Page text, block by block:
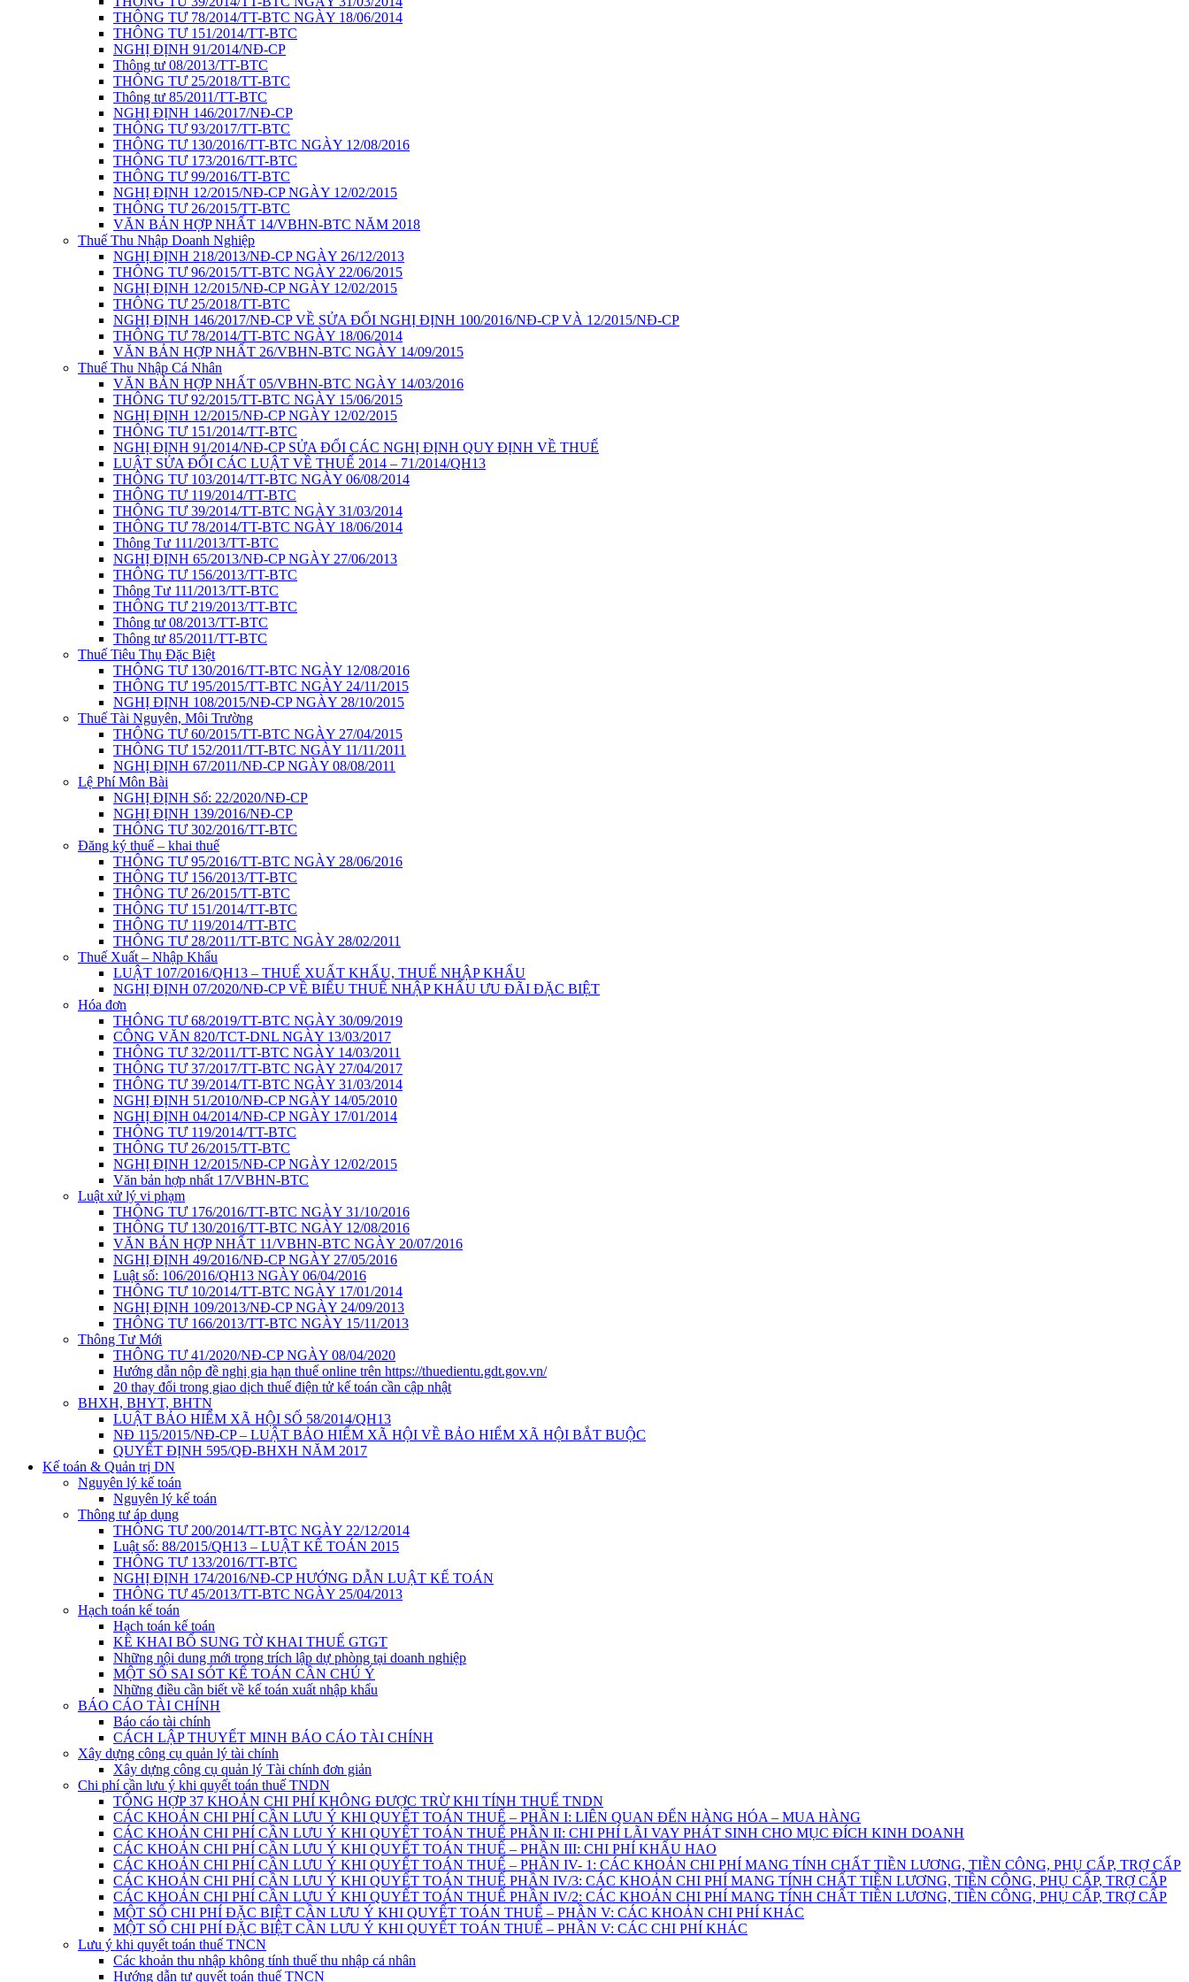
THÔNG TƯ 78/2014/TT-BTC NGÀY 18/06/2014
THÔNG TƯ 151/2014/TT-BTC
NGHỊ ĐỊNH 91/2014/NĐ-CP
Thông tư 08/2013/TT-BTC
THÔNG TƯ 25/2018/TT-BTC
Thông tư 85/2011/TT-BTC
NGHỊ ĐỊNH 146/2017/NĐ-CP
THÔNG TƯ 93/2017/TT-BTC
THÔNG TƯ 130/2016/TT-BTC NGÀY 12/08/2016
THÔNG TƯ 173/2016/TT-BTC
THÔNG TƯ 99/2016/TT-BTC
NGHỊ ĐỊNH 12/2015/NĐ-CP NGÀY 12/02/2015
THÔNG TƯ 26/2015/TT-BTC
VĂN BẢN HỢP NHẤT 14/VBHN-BTC NĂM 2018
Thuế Thu Nhập Doanh Nghiệp
NGHỊ ĐỊNH 218/2013/NĐ-CP NGÀY 26/12/2013
THÔNG TƯ 96/2015/TT-BTC NGÀY 22/06/2015
NGHỊ ĐỊNH 12/2015/NĐ-CP NGÀY 12/02/2015
THÔNG TƯ 25/2018/TT-BTC
NGHỊ ĐỊNH 146/2017/NĐ-CP VỀ SỬA ĐỔI NGHỊ ĐỊNH 100/2016/NĐ-CP VÀ 12/2015/NĐ-CP
THÔNG TƯ 78/2014/TT-BTC NGÀY 18/06/2014
VĂN BẢN HỢP NHẤT 26/VBHN-BTC NGÀY 14/09/2015
Thuế Thu Nhập Cá Nhân
VĂN BẢN HỢP NHẤT 05/VBHN-BTC NGÀY 14/03/2016
THÔNG TƯ 92/2015/TT-BTC NGÀY 15/06/2015
NGHỊ ĐỊNH 12/2015/NĐ-CP NGÀY 12/02/2015
THÔNG TƯ 151/2014/TT-BTC
NGHỊ ĐỊNH 91/2014/NĐ-CP SỬA ĐỔI CÁC NGHỊ ĐỊNH QUY ĐỊNH VỀ THUẾ
LUẬT SỬA ĐỔI CÁC LUẬT VỀ THUẾ 2014 – 71/2014/QH13
THÔNG TƯ 103/2014/TT-BTC NGÀY 06/08/2014
THÔNG TƯ 119/2014/TT-BTC
THÔNG TƯ 39/2014/TT-BTC NGÀY 31/03/2014
THÔNG TƯ 78/2014/TT-BTC NGÀY 18/06/2014
Thông Tư 111/2013/TT-BTC
NGHỊ ĐỊNH 65/2013/NĐ-CP NGÀY 27/06/2013
THÔNG TƯ 156/2013/TT-BTC
Thông Tư 111/2013/TT-BTC
THÔNG TƯ 219/2013/TT-BTC
Thông tư 08/2013/TT-BTC
Thông tư 85/2011/TT-BTC
Thuế Tiêu Thụ Đặc Biệt
THÔNG TƯ 130/2016/TT-BTC NGÀY 12/08/2016
THÔNG TƯ 195/2015/TT-BTC NGÀY 24/11/2015
NGHỊ ĐỊNH 108/2015/NĐ-CP NGÀY 28/10/2015
Thuế Tài Nguyên, Môi Trường
THÔNG TƯ 60/2015/TT-BTC NGÀY 27/04/2015
THÔNG TƯ 152/2011/TT-BTC NGÀY 11/11/2011
NGHỊ ĐỊNH 67/2011/NĐ-CP NGÀY 08/08/2011
Lệ Phí Môn Bài
NGHỊ ĐỊNH Số: 22/2020/NĐ-CP
NGHỊ ĐỊNH 139/2016/NĐ-CP
THÔNG TƯ 302/2016/TT-BTC
Đăng ký thuế – khai thuế
THÔNG TƯ 95/2016/TT-BTC NGÀY 28/06/2016
THÔNG TƯ 156/2013/TT-BTC
THÔNG TƯ 26/2015/TT-BTC
THÔNG TƯ 151/2014/TT-BTC
THÔNG TƯ 119/2014/TT-BTC
THÔNG TƯ 28/2011/TT-BTC NGÀY 28/02/2011
Thuế Xuất – Nhập Khẩu
LUẬT 107/2016/QH13 – THUẾ XUẤT KHẨU, THUẾ NHẬP KHẨU
NGHỊ ĐỊNH 07/2020/NĐ-CP VỀ BIỂU THUẾ NHẬP KHẨU ƯU ĐÃI ĐẶC BIỆT
Hóa đơn
THÔNG TƯ 68/2019/TT-BTC NGÀY 30/09/2019
CÔNG VĂN 820/TCT-DNL NGÀY 13/03/2017
THÔNG TƯ 32/2011/TT-BTC NGÀY 14/03/2011
THÔNG TƯ 37/2017/TT-BTC NGÀY 27/04/2017
THÔNG TƯ 39/2014/TT-BTC NGÀY 31/03/2014
NGHỊ ĐỊNH 51/2010/NĐ-CP NGÀY 14/05/2010
NGHỊ ĐỊNH 04/2014/NĐ-CP NGÀY 17/01/2014
THÔNG TƯ 119/2014/TT-BTC
THÔNG TƯ 26/2015/TT-BTC
NGHỊ ĐỊNH 12/2015/NĐ-CP NGÀY 12/02/2015
Văn bản hợp nhất 17/VBHN-BTC
Luật xử lý vi phạm
THÔNG TƯ 176/2016/TT-BTC NGÀY 31/10/2016
THÔNG TƯ 130/2016/TT-BTC NGÀY 12/08/2016
VĂN BẢN HỢP NHẤT 11/VBHN-BTC NGÀY 20/07/2016
NGHỊ ĐỊNH 49/2016/NĐ-CP NGÀY 27/05/2016
Luật số: 106/2016/QH13 NGÀY 06/04/2016
THÔNG TƯ 10/2014/TT-BTC NGÀY 17/01/2014
NGHỊ ĐỊNH 109/2013/NĐ-CP NGÀY 24/09/2013
THÔNG TƯ 166/2013/TT-BTC NGÀY 15/11/2013
Thông Tư Mới
THÔNG TƯ 41/2020/NĐ-CP NGÀY 08/04/2020
Hướng dẫn nộp đề nghị gia hạn thuế online trên https://thuedientu.gdt.gov.vn/
20 thay đổi trong giao dịch thuế điện tử kế toán cần cập nhật
BHXH, BHYT, BHTN
LUẬT BẢO HIỂM XÃ HỘI SỐ 58/2014/QH13
NĐ 115/2015/NĐ-CP – LUẬT BẢO HIỂM XÃ HỘI VỀ BẢO HIỂM XÃ HỘI BẮT BUỘC
QUYẾT ĐỊNH 595/QĐ-BHXH NĂM 2017
Kế toán & Quản trị DN
Nguyên lý kế toán
Nguyên lý kế toán
Thông tư áp dụng
THÔNG TƯ 200/2014/TT-BTC NGÀY 22/12/2014
Luật số: 88/2015/QH13 – LUẬT KẾ TOÁN 2015
THÔNG TƯ 133/2016/TT-BTC
NGHỊ ĐỊNH 174/2016/NĐ-CP HƯỚNG DẪN LUẬT KẾ TOÁN
THÔNG TƯ 45/2013/TT-BTC NGÀY 25/04/2013
Hạch toán kế toán
Hạch toán kế toán
KÊ KHAI BỔ SUNG TỜ KHAI THUẾ GTGT
Những nội dung mới trong trích lập dự phòng tại doanh nghiệp
MỘT SỐ SAI SÓT KẾ TOÁN CẦN CHÚ Ý
Những điều cần biết về kế toán xuất nhập khẩu
BÁO CÁO TÀI CHÍNH
Báo cáo tài chính
CÁCH LẬP THUYẾT MINH BÁO CÁO TÀI CHÍNH
Xây dựng công cụ quản lý tài chính
Xây dựng công cụ quản lý Tài chính đơn giản
Chi phí cần lưu ý khi quyết toán thuế TNDN
TỔNG HỢP 37 KHOẢN CHI PHÍ KHÔNG ĐƯỢC TRỪ KHI TÍNH THUẾ TNDN
CÁC KHOẢN CHI PHÍ CẦN LƯU Ý KHI QUYẾT TOÁN THUẾ – PHẦN I: LIÊN QUAN ĐẾN HÀNG HÓA – MUA HÀNG
CÁC KHOẢN CHI PHÍ CẦN LƯU Ý KHI QUYẾT TOÁN THUẾ PHẦN II: CHI PHÍ LÃI VAY PHÁT SINH CHO MỤC ĐÍCH KINH DOANH
CÁC KHOẢN CHI PHÍ CẦN LƯU Ý KHI QUYẾT TOÁN THUẾ – PHẦN III: CHI PHÍ KHẤU HAO
CÁC KHOẢN CHI PHÍ CẦN LƯU Ý KHI QUYẾT TOÁN THUẾ – PHẦN IV- 1: CÁC KHOẢN CHI PHÍ MANG TÍNH CHẤT TIỀN LƯƠNG, TIỀN CÔNG, PHỤ CẤP, TRỢ CẤP
CÁC KHOẢN CHI PHÍ CẦN LƯU Ý KHI QUYẾT TOÁN THUẾ PHẦN IV/3: CÁC KHOẢN CHI PHÍ MANG TÍNH CHẤT TIỀN LƯƠNG, TIỀN CÔNG, PHỤ CẤP, TRỢ CẤP
CÁC KHOẢN CHI PHÍ CẦN LƯU Ý KHI QUYẾT TOÁN THUẾ PHẦN IV/2: CÁC KHOẢN CHI PHÍ MANG TÍNH CHẤT TIỀN LƯƠNG, TIỀN CÔNG, PHỤ CẤP, TRỢ CẤP
MỘT SỐ CHI PHÍ ĐẶC BIỆT CẦN LƯU Ý KHI QUYẾT TOÁN THUẾ – PHẦN V: CÁC KHOẢN CHI PHÍ KHÁC
MỘT SỐ CHI PHÍ ĐẶC BIỆT CẦN LƯU Ý KHI QUYẾT TOÁN THUẾ – PHẦN V: CÁC CHI PHÍ KHÁC
Lưu ý khi quyết toán thuế TNCN
Các khoản thu nhập không tính thuế thu nhập cá nhân
Hướng dẫn tự quyết toán thuế TNCN